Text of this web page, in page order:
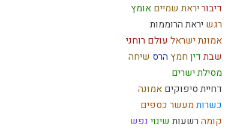
דיבוריראת שמיים אומץ
רגש יראת הרוממות
אמונת ישראל עולם רוחני
שבתדיןחמץהרס שיחה
מסילת ישרים
דחיית סיפוקים אמונה
כשרותמעשר כספים
קומהרשעותשינוי נפש